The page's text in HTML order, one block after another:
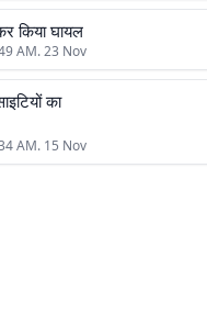
किया घायल
AM. 23 Nov
का
AM. 15 Nov